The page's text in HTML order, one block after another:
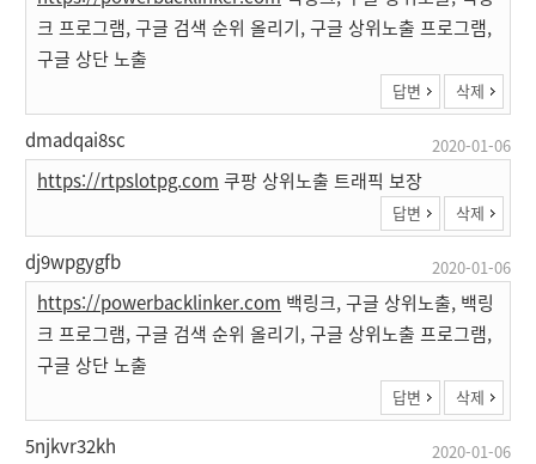
크 프로그램, 구글 검색 순위 올리기, 구글 상위노출 프로그램,
구글 상단 노출
답변 삭제
dmadqai8sc 2020-01-06
https://rtpslotpg.com 쿠팡 상위노출 트래픽 보장
답변 삭제
dj9wpgygfb 2020-01-06
https://powerbacklinker.com 백링크, 구글 상위노출, 백링
크 프로그램, 구글 검색 순위 올리기, 구글 상위노출 프로그램,
구글 상단 노출
답변 삭제
5njkvr32kh 2020-01-06